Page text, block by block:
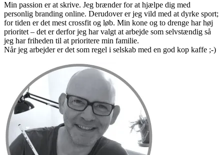
Min passion er at skrive. Jeg brænder for at hjælpe dig med
personlig branding online. Derudover er jeg vild med at dyrke sport;
for tiden er det mest crossfit og løb. Min kone og to drenge har høj
prioritet – det er derfor jeg har valgt at arbejde som selvstændig så
jeg har friheden til at prioritere min familie.
Når jeg arbejder er det som regel i selskab med en god kop kaffe ;-)
Sidebar